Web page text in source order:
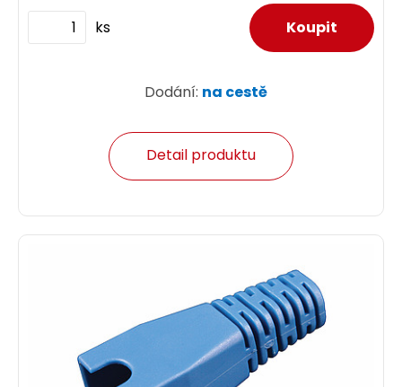
ks
Dodání: na cestě
Detail produktu